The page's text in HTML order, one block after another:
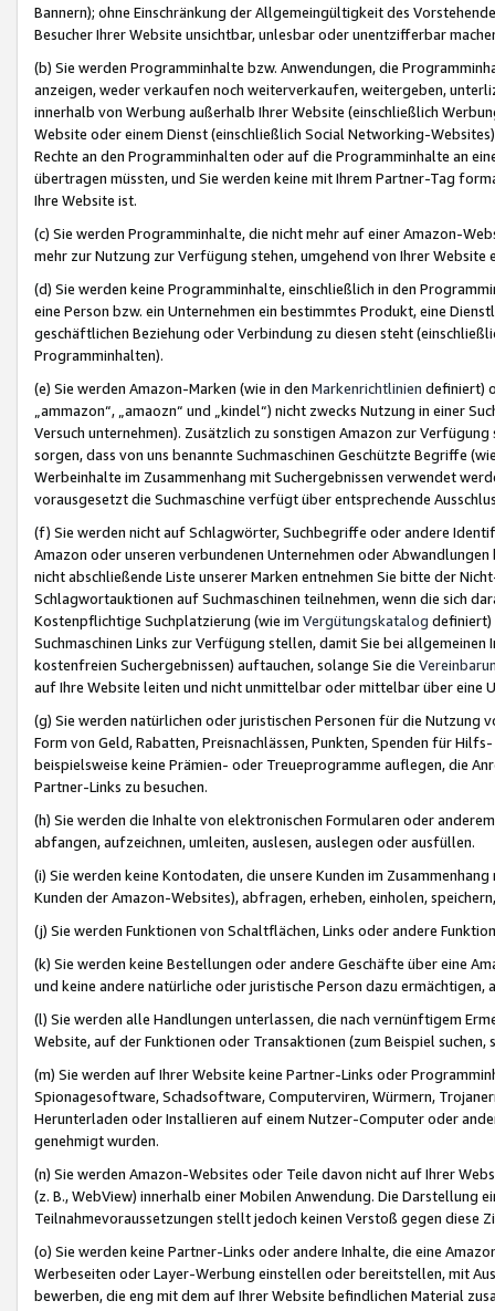
Bannern); ohne Einschränkung der Allgemeingültigkeit des
Besucher Ihrer Website unsichtbar, unlesbar oder unentzifferbar
(b) Sie werden Programminhalte bzw. Anwendungen, die
anzeigen, weder verkaufen noch weiterverkaufen, weitergeben,
innerhalb von Werbung außerhalb Ihrer Website (einschließlich
Website oder einem Dienst (einschließlich Social Networking-
Rechte an den Programminhalten oder auf die Programminhalte an
übertragen müssten, und Sie werden keine mit Ihrem Partner-Tag
Ihre Website ist.
(c) Sie werden Programminhalte, die nicht mehr auf einer Amazon-
mehr zur Nutzung zur Verfügung stehen, umgehend von Ihrer
(d) Sie werden keine Programminhalte, einschließlich in den
eine Person bzw. ein Unternehmen ein bestimmtes Produkt, eine
geschäftlichen Beziehung oder Verbindung zu diesen steht
Programminhalten).
(e) Sie werden Amazon-Marken (wie in den Markenrichtlinien definiert)
„ammazon“, „amaozn“ und „kindel“) nicht zwecks Nutzung in einer
Versuch unternehmen). Zusätzlich zu sonstigen Amazon zur
sorgen, dass von uns benannte Suchmaschinen Geschützte Begriffe
Werbeinhalte im Zusammenhang mit Suchergebnissen verwendet
vorausgesetzt die Suchmaschine verfügt über entsprechende
(f) Sie werden nicht auf Schlagwörter, Suchbegriffe oder andere
Amazon oder unseren verbundenen Unternehmen oder
nicht abschließende Liste unserer Marken entnehmen Sie bitte der
Schlagwortauktionen auf Suchmaschinen teilnehmen, wenn die sich
Kostenpflichtige Suchplatzierung (wie im Vergütungskatalog definiert)
Suchmaschinen Links zur Verfügung stellen, damit Sie bei
kostenfreien Suchergebnissen) auftauchen, solange Sie die
auf Ihre Website leiten und nicht unmittelbar oder mittelbar über eine
(g) Sie werden natürlichen oder juristischen Personen für die Nutzung
Form von Geld, Rabatten, Preisnachlässen, Punkten, Spenden für
beispielsweise keine Prämien- oder Treueprogramme auflegen, die
Partner-Links zu besuchen.
(h) Sie werden die Inhalte von elektronischen Formularen oder
abfangen, aufzeichnen, umleiten, auslesen, auslegen oder ausfüllen.
(i) Sie werden keine Kontodaten, die unsere Kunden im
Kunden der Amazon-Websites), abfragen, erheben, einholen,
(j) Sie werden Funktionen von Schaltflächen, Links oder andere
(k) Sie werden keine Bestellungen oder andere Geschäfte über eine
und keine andere natürliche oder juristische Person dazu
(l) Sie werden alle Handlungen unterlassen, die nach vernünftigem
Website, auf der Funktionen oder Transaktionen (zum Beispiel
(m) Sie werden auf Ihrer Website keine Partner-Links oder
Spionagesoftware, Schadsoftware, Computerviren, Würmern,
Herunterladen oder Installieren auf einem Nutzer-Computer oder
genehmigt wurden.
(n) Sie werden Amazon-Websites oder Teile davon nicht auf Ihrer
(z. B., WebView) innerhalb einer Mobilen Anwendung. Die Darstellung
Teilnahmevoraussetzungen stellt jedoch keinen Verstoß gegen diese
(o) Sie werden keine Partner-Links oder andere Inhalte, die eine
Werbeseiten oder Layer-Werbung einstellen oder bereitstellen, mit
bewerben, die eng mit dem auf Ihrer Website befindlichen Material